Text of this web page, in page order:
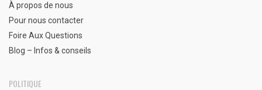
À propos de nous
Pour nous contacter
Foire Aux Questions
Blog – Infos & conseils
POLITIQUE